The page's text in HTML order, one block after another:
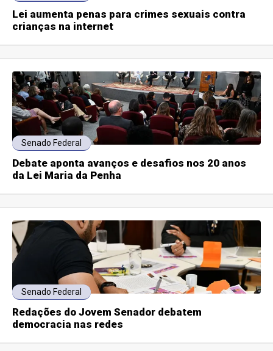
Lei aumenta penas para crimes sexuais contra
crianças na internet
Senado Federal
Debate aponta avanços e desafios nos 20 anos
da Lei Maria da Penha
Senado Federal
Redações do Jovem Senador debatem
democracia nas redes